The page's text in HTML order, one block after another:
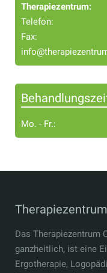
Therapiezentrum:
Telefon:
Fax:
Mo. - Fr.:
Das Therapiezentrum
ganzheitlich, ist eine
Ergotherapie,